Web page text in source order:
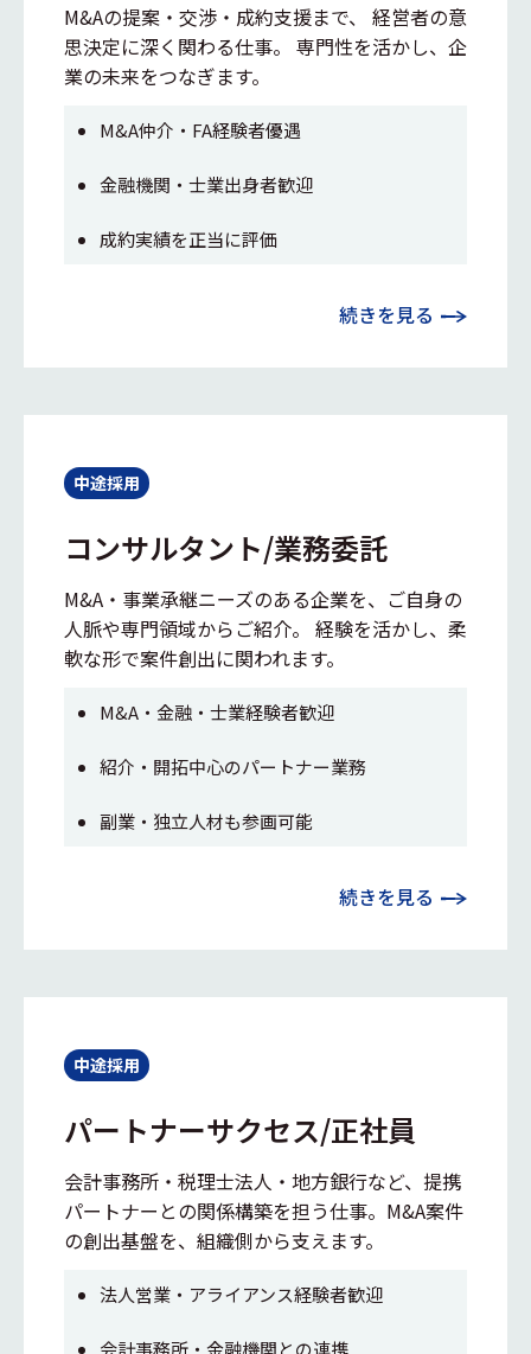
M&Aの提案・交渉・成約支援まで、 経営者の意
思決定に深く関わる仕事。 専門性を活かし、企
業の未来をつなぎます。
M&A仲介・FA経験者優遇
金融機関・士業出身者歓迎
成約実績を正当に評価
続きを見る
中途採用
コンサルタント/業務委託
M&A・事業承継ニーズのある企業を、ご自身の
人脈や専門領域からご紹介。 経験を活かし、柔
軟な形で案件創出に関われます。
M&A・金融・士業経験者歓迎
紹介・開拓中心のパートナー業務
副業・独立人材も参画可能
続きを見る
中途採用
パートナーサクセス/正社員
会計事務所・税理士法人・地方銀行など、提携
パートナーとの関係構築を担う仕事。M&A案件
の創出基盤を、組織側から支えます。
法人営業・アライアンス経験者歓迎
会計事務所・金融機関との連携